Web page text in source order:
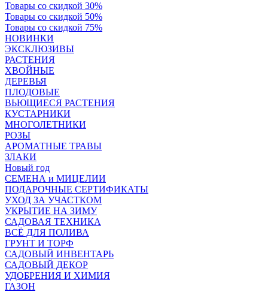
Товары со скидкой 30%
Товары со скидкой 50%
Товары со скидкой 75%
НОВИНКИ
ЭКСКЛЮЗИВЫ
РАСТЕНИЯ
ХВОЙНЫЕ
ДЕРЕВЬЯ
ПЛОДОВЫЕ
ВЬЮЩИЕСЯ РАСТЕНИЯ
КУСТАРНИКИ
МНОГОЛЕТНИКИ
РОЗЫ
АРОМАТНЫЕ ТРАВЫ
ЗЛАКИ
Новый год
СЕМЕНА и МИЦЕЛИИ
ПОДАРОЧНЫЕ СЕРТИФИКАТЫ
УХОД ЗА УЧАСТКОМ
УКРЫТИЕ НА ЗИМУ
САДОВАЯ ТЕХНИКА
ВСЁ ДЛЯ ПОЛИВА
ГРУНТ И ТОРФ
САДОВЫЙ ИНВЕНТАРЬ
САДОВЫЙ ДЕКОР
УДОБРЕНИЯ И ХИМИЯ
ГАЗОН